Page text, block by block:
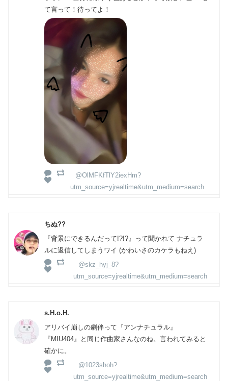
て言って！待ってよ！
@OlMFKfTlY2iexHm?
utm_source=yjrealtime&utm_medium=search
ちぬ??
『背景にできるんだって!?!?』って聞かれて ナチュラ
ルに返信してしまうワイ (かわいさのカケラもねえ)
@skz_hyj_8?
utm_source=yjrealtime&utm_medium=search
s.H.o.H.
アリバイ崩しの劇伴って『アンナチュラル』
『MIU404』と同じ作曲家さんなのね。言われてみると
確かに。
@1023shoh?
utm_source=yjrealtime&utm_medium=search